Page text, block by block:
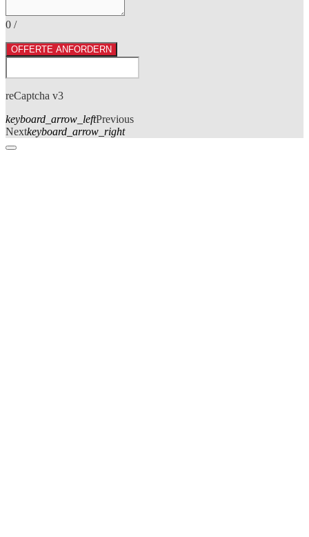
0 /
OFFERTE ANFORDERN
reCaptcha v3
keyboard_arrow_leftPrevious
Nextkeyboard_arrow_right